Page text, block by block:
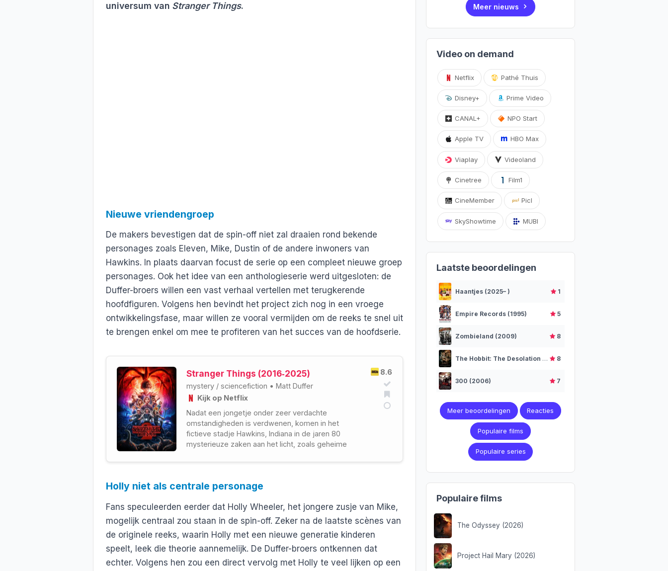
universum van Stranger Things.
Nieuwe vriendengroep
De makers bevestigen dat de spin-off niet zal draaien rond bekende
personages zoals Eleven, Mike, Dustin of de andere inwoners van
Hawkins. In plaats daarvan focust de serie op een compleet nieuwe groep
personages. Ook het idee van een anthologieserie werd uitgesloten: de
Duffer-broers willen een vast verhaal vertellen met terugkerende
hoofdfiguren. Volgens hen bevindt het project zich nog in een vroege
ontwikkelingsfase, maar willen ze vooral vermijden om de reeks te snel uit
te brengen enkel om mee te profiteren van het succes van de hoofdserie.
8.6
Stranger Things (2016‑2025)
mystery / sciencefiction • Matt Duffer
Kijk op Netflix
Nadat een jongetje onder zeer verdachte
omstandigheden is verdwenen, komen in het
fictieve stadje Hawkins, Indiana in de jaren 80
mysterieuze zaken aan het licht, zoals geheime
vreemd meisje.
Holly niet als centrale personage
Fans speculeerden eerder dat Holly Wheeler, het jongere zusje van Mike,
mogelijk centraal zou staan in de spin-off. Zeker na de laatste scènes van
de originele reeks, waarin Holly met een nieuwe generatie kinderen
speelt, leek die theorie aannemelijk. De Duffer-broers ontkennen dat
echter. Volgens hen zou een direct vervolg met Holly te veel lijken op een
Meer nieuws
Video on demand
Netflix Pathé Thuis
Disney+ Prime Video
CANAL+ NPO Start
Apple TV HBO Max
Viaplay Videoland
Cinetree Film1
CineMember Picl
SkyShowtime MUBI
Laatste beoordelingen
Haantjes (2025– ) 1
Empire Records (1995) 5
Zombieland (2009) 8
The Hobbit: The Desolation of Smaug (2013) 8
300 (2006) 7
Meer beoordelingen Reacties
Populaire films
Populaire series
Populaire films
The Odyssey (2026)
Project Hail Mary (2026)